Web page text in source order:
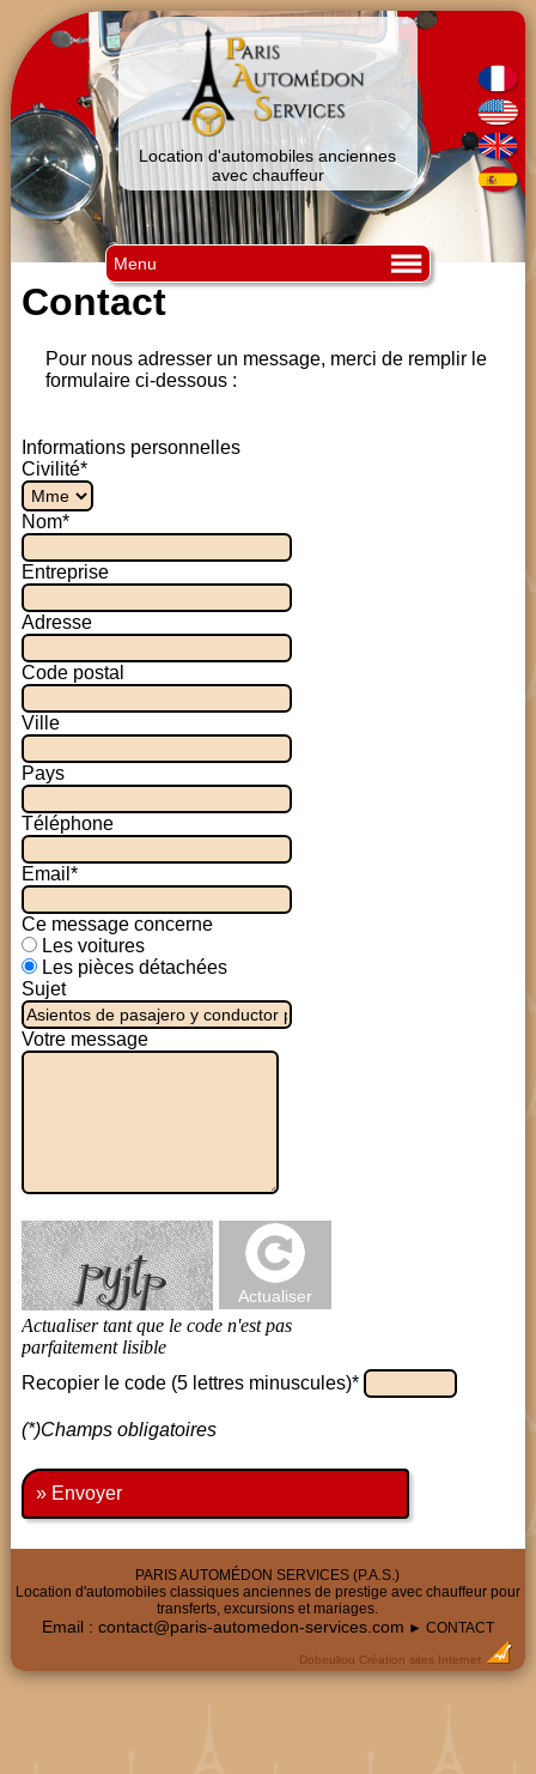
Location d'automobiles anciennes
avec chauffeur
Menu
Contact
Pour nous adresser un message, merci de remplir le
formulaire ci-dessous :
Informations personnelles
Civilité*
Nom*
Entreprise
Adresse
Code postal
Ville
Pays
Téléphone
Email*
Ce message concerne
Les voitures
Les pièces détachées
Sujet
Votre message
Recopier le code (5 lettres minuscules)*
(*)Champs obligatoires
» Envoyer
PARIS AUTOMÉDON SERVICES (P.A.S.)
Location d'automobiles classiques anciennes de prestige avec chauffeur pour
transferts, excursions et mariages.
Email : contact@paris-automedon-services.com ► CONTACT
Dobeuliou Création sites Internet